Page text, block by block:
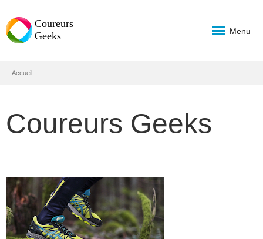
Menu
Accueil
Coureurs Geeks